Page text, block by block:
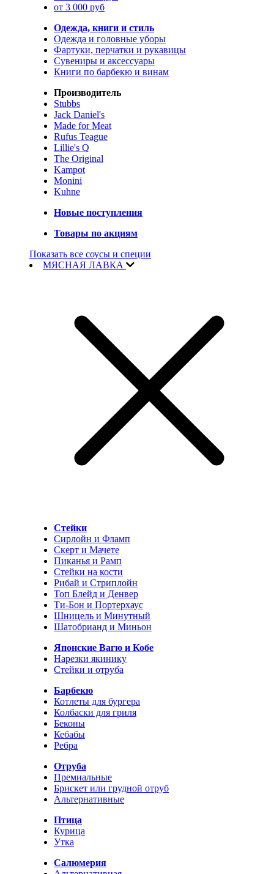
от 3 000 руб
Одежда, книги и стиль
Одежда и головные уборы
Фартуки, перчатки и рукавицы
Сувениры и аксессуары
Книги по барбекю и винам
Производитель
Stubbs
Jack Daniel's
Made for Meat
Rufus Teague
Lillie's Q
The Original
Kampot
Monini
Kuhne
Новые поступления
Товары по акциям
Показать все соусы и специи
МЯСНАЯ ЛАВКА
Стейки
Сирлойн и Фламп
Скерт и Мачете
Пиканья и Рамп
Стейки на кости
Рибай и Стриплойн
Топ Блейд и Денвер
Ти-Бон и Портерхаус
Шницель и Минутный
Шатобрианд и Миньон
Японские Вагю и Кобе
Нарезки якинику
Стейки и отруба
Барбекю
Котлеты для бургера
Колбаски для гриля
Беконы
Кебабы
Ребра
Отруба
Премиальные
Брискет или грудной отруб
Альтернативные
Птица
Курица
Утка
Салюмерия